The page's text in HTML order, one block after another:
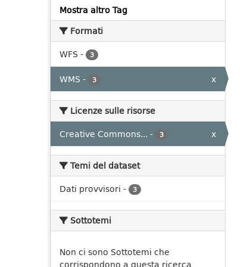
Mostra altro Tag
Formati
WFS - 3
WMS - 3 x
Licenze sulle risorse
Creative Commons... - 3 x
Temi del dataset
Dati provvisori - 3
Sottotemi
Non ci sono Sottotemi che
corrispondono a questa ricerca